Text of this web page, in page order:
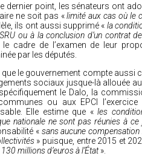
dernier point, les sénateurs ont
ne soit pas «limité aux cas où le
ils ont aussi supprimé « la
ou à la conclusion d’un contrat
le cadre de l’examen de leur
par les députés.
le gouvernement compte aussi
sociaux jusque-là allouée
le Dalo, la
ou aux EPCI
Elle estime que «les
nationale ne sont pas réunies à ce
« sans aucune
» puisque, entre 2015 et
millions d’euros à l’État».